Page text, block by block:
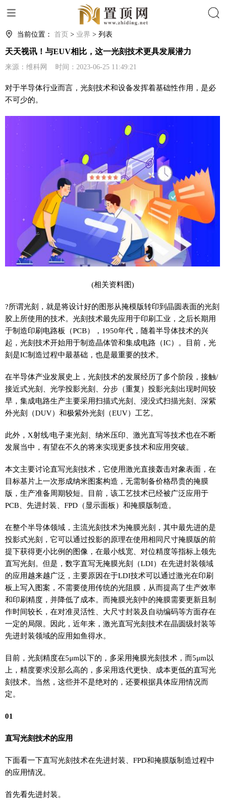
当前位置： 首页 > 业界 > 列表
天天视讯！与EUV相比，这一光刻技术更具发展潜力
来源：维科网 时间：2023-06-25 11:49:21
对于半导体行业而言，光刻技术和设备发挥着基础性作用，是必
不可少的。
(相关资料图)
?所谓光刻，就是将设计好的图形从掩模版转印到晶圆表面的光刻
胶上所使用的技术。光刻技术最先应用于印刷工业，之后长期用
于制造印刷电路板（PCB），1950年代，随着半导体技术的兴
起，光刻技术开始用于制造晶体管和集成电路（IC）。目前，光
刻是IC制造过程中最基础，也是最重要的技术。
在半导体产业发展史上，光刻技术的发展经历了多个阶段，接触/
接近式光刻、光学投影光刻、分步（重复）投影光刻出现时间较
早，集成电路生产主要采用扫描式光刻、浸没式扫描光刻、深紫
外光刻（DUV）和极紫外光刻（EUV）工艺。
此外，X射线/电子束光刻、纳米压印、激光直写等技术也在不断
发展当中，有望在不久的将来实现更多技术和应用突破。
本文主要讨论直写光刻技术，它使用激光直接轰击对象表面，在
目标基片上一次形成纳米图案构造，无需制备价格昂贵的掩膜
版，生产准备周期较短。目前，该工艺技术已经被广泛应用于
PCB、先进封装、FPD（显示面板）和掩膜版制造。
在整个半导体领域，主流光刻技术为掩膜光刻，其中最先进的是
投影式光刻，它可以通过投影的原理在使用相同尺寸掩膜版的前
提下获得更小比例的图像，在最小线宽、对位精度等指标上领先
直写光刻。但是，数字直写无掩膜光刻（LDI）在先进封装领域
的应用越来越广泛，主要原因在于LDI技术可以通过激光在印刷
板上写入图案，不需要使用传统的光阻膜，从而提高了生产效率
和印刷精度，并降低了成本。而掩膜光刻中的掩膜需要更新且制
作时间较长，在对准灵活性、大尺寸封装及自动编码等方面存在
一定的局限。因此，近年来，激光直写光刻技术在晶圆级封装等
先进封装领域的应用如鱼得水。
目前，光刻精度在5μm以下的，多采用掩膜光刻技术，而5μm以
上，精度要求没那么高的，多采用迭代更快、成本更低的直写光
刻技术。当然，这些并不是绝对的，还要根据具体应用情况而
定。
01
直写光刻技术的应用
下面看一下直写光刻技术在先进封装、FPD和掩膜版制造过程中
的应用情况。
首先看先进封装。